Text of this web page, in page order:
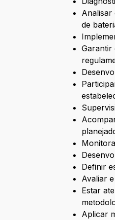
Analisar
de
Garantir
Definir
Avaliar
Estar
Aplicar